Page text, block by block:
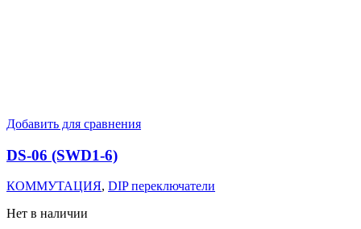
Добавить для сравнения
DS-06 (SWD1-6)
КОММУТАЦИЯ, DIP переключатели
Нет в наличии